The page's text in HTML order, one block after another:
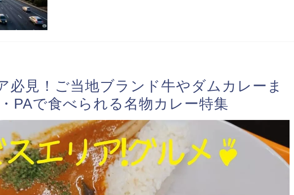
必見！ご当地ブランド牛やダムカレーま
PAで食べられる名物カレー特集